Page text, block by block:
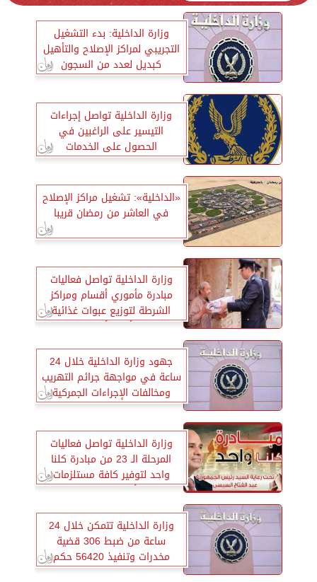
وزارة الداخلية: بدء التشغيل
التجريبي لمراكز الإصلاح والتأهيل
كبديل لعدد من السجون
وزارة الداخلية تواصل إجراءات
التيسير على الراغبين في
الحصول على الخدمات
«الداخلية»: تشغيل مراكز الإصلاح
في العاشر من رمضان قريبا
وزارة الداخلية تواصل فعاليات
مبادرة مأموري أقسام ومراكز
الشرطة لتوزيع عبوات غذائية
على الأسر الأكثر احتياجا
جهود وزارة الداخلية خلال 24
ساعة في مواجهة جرائم التهريب
ومخالفات الإجراءات الجمركية
بشتى صورها
وزارة الداخلية تواصل فعاليات
المرحلة الـ 23 من مبادرة كلنا
واحد لتوفير كافة مستلزمات
الأسرة المصرية
وزارة الداخلية تتمكن خلال 24
ساعة من ضبط 306 قضية
مخدرات وتنفيذ 56420 حكم
قضائي متنوع